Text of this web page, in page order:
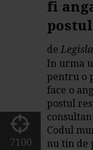
fi
de
In urma
pentru o
face o
postul
Codul
nu tin de
7100